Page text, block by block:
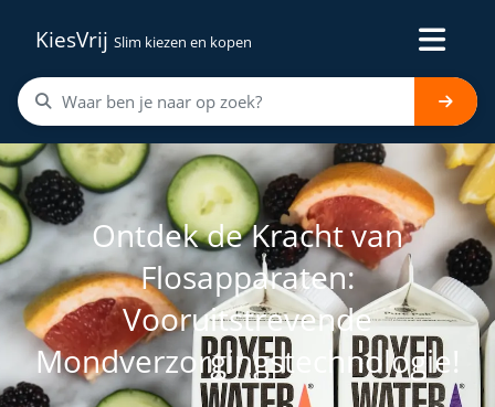
KiesVrij Slim kiezen en kopen
Ontdek de Kracht van
Flosapparaten:
Vooruitstrevende
Mondverzorgingstechnologie!